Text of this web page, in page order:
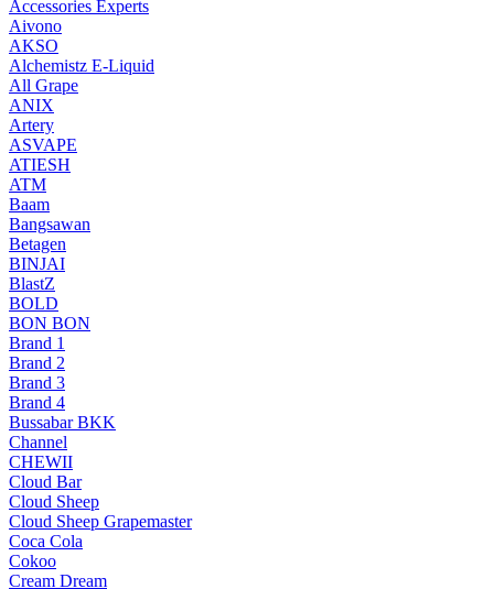
Accessories Experts
Aivono
AKSO
Alchemistz E-Liquid
All Grape
ANIX
Artery
ASVAPE
ATIESH
ATM
Baam
Bangsawan
Betagen
BINJAI
BlastZ
BOLD
BON BON
Brand 1
Brand 2
Brand 3
Brand 4
Bussabar BKK
Channel
CHEWII
Cloud Bar
Cloud Sheep
Cloud Sheep Grapemaster
Coca Cola
Cokoo
Cream Dream